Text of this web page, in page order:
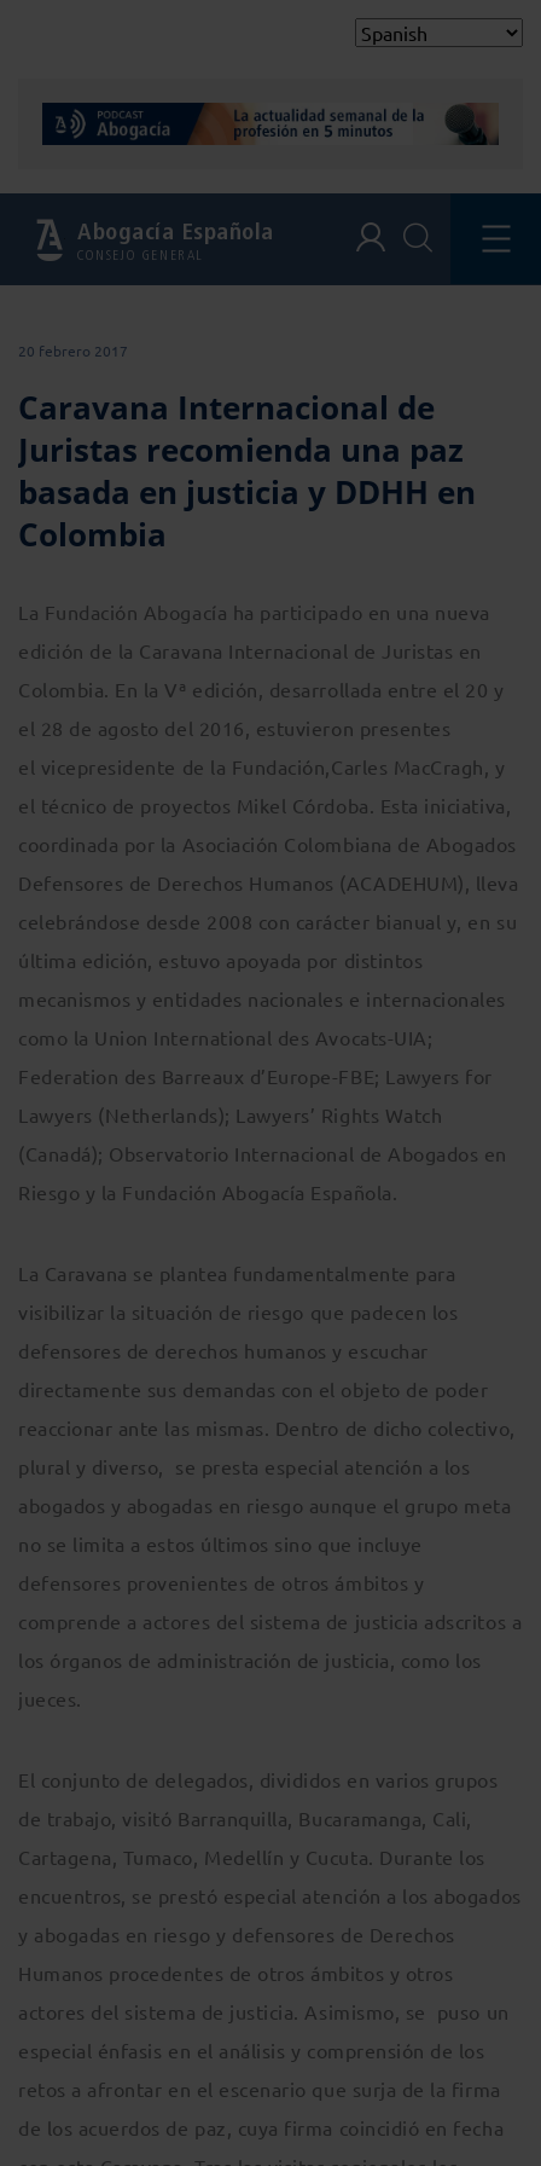
Abogacía Española
CONSEJO GENERAL
20 febrero 2017
Caravana Internacional de
Juristas recomienda una paz
basada en justicia y DDHH en
Colombia
La Fundación Abogacía ha participado en una nueva
edición de la Caravana Internacional de Juristas en
Colombia. En la Vª edición, desarrollada entre el 20 y
el 28 de agosto del 2016, estuvieron presentes
el vicepresidente de la Fundación,Carles MacCragh, y
el técnico de proyectos Mikel Córdoba. Esta iniciativa,
coordinada por la Asociación Colombiana de Abogados
Defensores de Derechos Humanos (ACADEHUM), lleva
celebrándose desde 2008 con carácter bianual y, en su
última edición, estuvo apoyada por distintos
mecanismos y entidades nacionales e internacionales
como la Union International des Avocats-UIA;
Federation des Barreaux d’Europe-FBE; Lawyers for
Lawyers (Netherlands); Lawyers’ Rights Watch
(Canadá); Observatorio Internacional de Abogados en
Riesgo y la Fundación Abogacía Española.
La Caravana se plantea fundamentalmente para
visibilizar la situación de riesgo que padecen los
defensores de derechos humanos y escuchar
directamente sus demandas con el objeto de poder
reaccionar ante las mismas. Dentro de dicho colectivo,
plural y diverso, se presta especial atención a los
abogados y abogadas en riesgo aunque el grupo meta
no se limita a estos últimos sino que incluye
defensores provenientes de otros ámbitos y
comprende a actores del sistema de justicia adscritos a
los órganos de administración de justicia, como los
jueces.
El conjunto de delegados, divididos en varios grupos
de trabajo, visitó Barranquilla, Bucaramanga, Cali,
Cartagena, Tumaco, Medellín y Cucuta. Durante los
encuentros, se prestó especial atención a los abogados
y abogadas en riesgo y defensores de Derechos
Humanos procedentes de otros ámbitos y otros
actores del sistema de justicia. Asimismo, se puso un
especial énfasis en el análisis y comprensión de los
retos a afrontar en el escenario que surja de la firma
de los acuerdos de paz, cuya firma coincidió en fecha